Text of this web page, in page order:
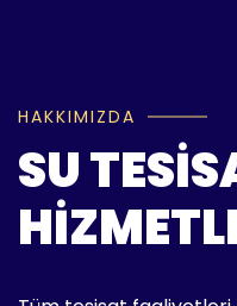
HAKKIMIZDA
SU